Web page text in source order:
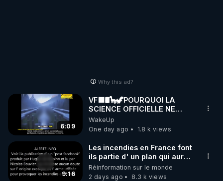
Why this ad?
6:09
VF🟩🛢🦕🦖POURQUOI LA
SCIENCE OFFICIELLE NE
CONNAÎT-ELLE PAS LA VRAIE
ORIGINE DU PÉTROL -
Jocelyne Tr
WakeUp
One day ago
1.8 k views
9:16
Les incendies en France font
ils partie d' un plan qui aurait
débuté le 11 septembre 2001
?
Réinformation sur le monde
2 days ago
8.3 k views